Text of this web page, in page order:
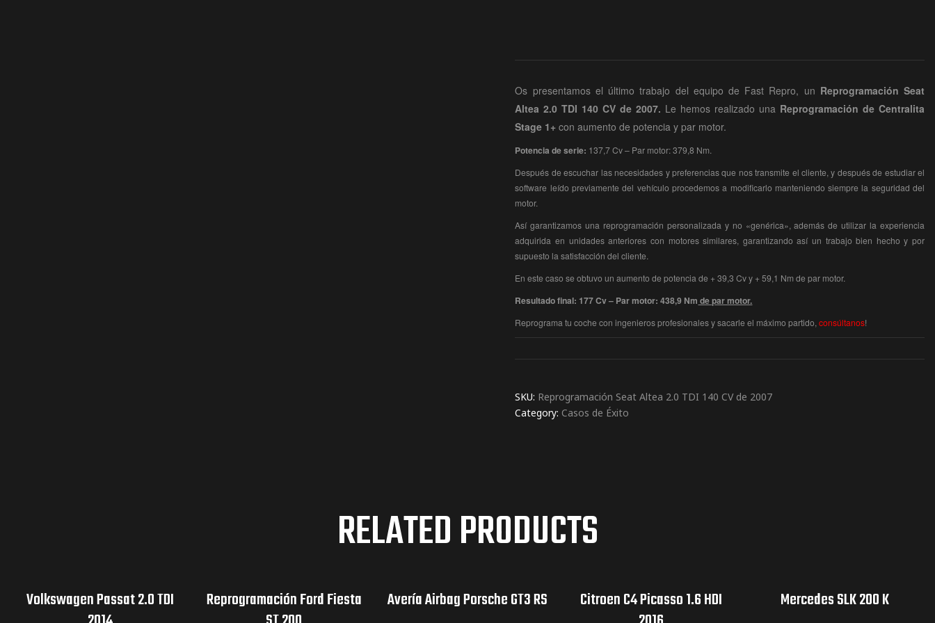
Os presentamos el último trabajo del equipo de Fast Repro, un Reprogramación Seat
Altea 2.0 TDI 140 CV de 2007. Le hemos realizado una Reprogramaciónde Centralita
Stage 1+con aumento de potencia y par motor.
Potencia de serie: 137,7 Cv – Par motor: 379,8 Nm.
Después de escuchar las necesidades y preferencias que nos transmite el cliente, y después de estudiar el
software leído previamente del vehículo procedemos a modificarlo manteniendo siempre la seguridad del
motor.
Así garantizamos una reprogramación personalizada y no «genérica», además de utilizar la experiencia
adquirida en unidades anteriores con motores similares, garantizando así un trabajo bien hecho y por
supuesto la satisfacción del cliente.
En este caso se obtuvo un aumento de potencia de + 39,3 Cv y + 59,1 Nm de par motor.
Resultado final: 177 Cv – Par motor: 438,9 Nm de par motor.
Reprograma tu coche con ingenieros profesionales y sacarle el máximo partido,consúltanos!
SKU: Reprogramación Seat Altea 2.0 TDI 140 CV de 2007
Category: Casos de Éxito
RELATED PRODUCTS
Volkswagen Passat 2.0 TDI
Reprogramación Ford Fiesta
Avería Airbag Porsche GT3 RS
Citroen C4 Picasso 1.6 HDI
Mercedes SLK 200 K